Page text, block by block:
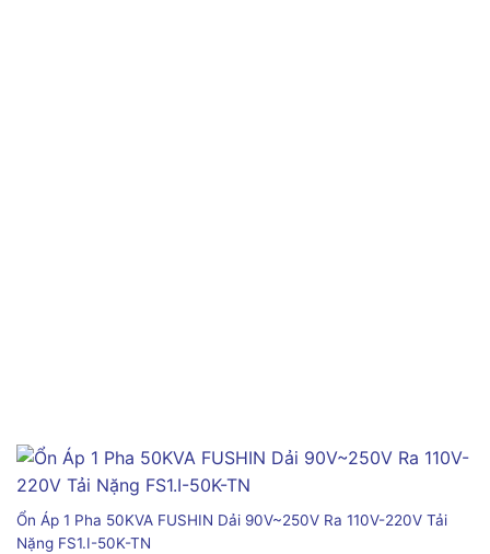
Ổn Áp 1 Pha 50KVA FUSHIN Dải 90V~250V Ra 110V-220V Tải
Nặng FS1.I-50K-TN